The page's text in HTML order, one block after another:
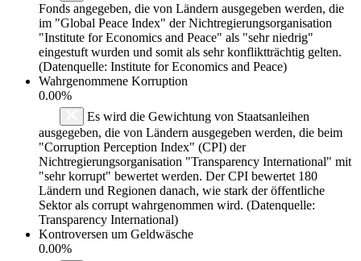
Fonds angegeben, die von Ländern ausgegeben werden, die
im "Global Peace Index" der Nichtregierungsorganisation
"Institute for Economics and Peace" als "sehr niedrig"
eingestuft wurden und somit als sehr konfliktträchtig gelten.
(Datenquelle: Institute for Economics and Peace)
Wahrgenommene Korruption
0.00%
Es wird die Gewichtung von Staatsanleihen
ausgegeben, die von Ländern ausgegeben werden, die beim
"Corruption Perception Index" (CPI) der
Nichtregierungsorganisation "Transparency International" mit
"sehr korrupt" bewertet werden. Der CPI bewertet 180
Ländern und Regionen danach, wie stark der öffentliche
Sektor als corrupt wahrgenommen wird. (Datenquelle:
Transparency International)
Kontroversen um Geldwäsche
0.00%